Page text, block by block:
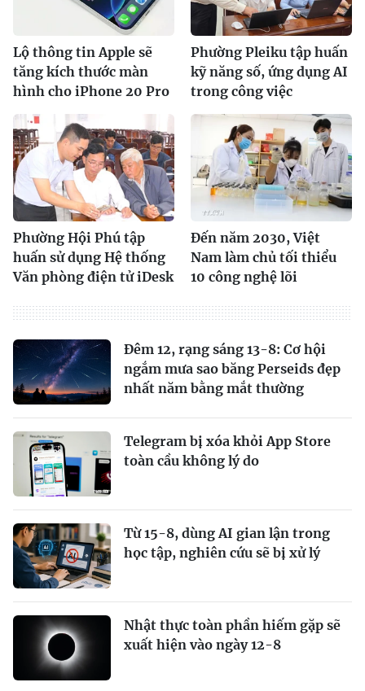
Lộ thông tin Apple sẽ
tăng kích thước màn
hình cho iPhone 20 Pro
Phường Pleiku tập huấn
kỹ năng số, ứng dụng AI
trong công việc
Phường Hội Phú tập
huấn sử dụng Hệ thống
Văn phòng điện tử iDesk
Đến năm 2030, Việt
Nam làm chủ tối thiểu
10 công nghệ lõi
Đêm 12, rạng sáng 13-8: Cơ hội
ngắm mưa sao băng Perseids đẹp
nhất năm bằng mắt thường
Telegram bị xóa khỏi App Store
toàn cầu không lý do
Từ 15-8, dùng AI gian lận trong
học tập, nghiên cứu sẽ bị xử lý
Nhật thực toàn phần hiếm gặp sẽ
xuất hiện vào ngày 12-8